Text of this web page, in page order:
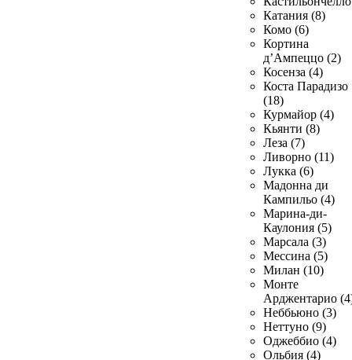
Катания (8)
Комо (6)
Кортина
д’Ампеццо (2)
Косенза (4)
Коста Парадизо
(18)
Курмайор (4)
Кьянти (8)
Леза (7)
Ливорно (11)
Лукка (6)
Мадонна ди
Кампильо (4)
Марина-ди-
Каулония (5)
Марсала (3)
Мессина (5)
Милан (10)
Монте
Арджентарио
Неббьюно (3)
Неттуно (9)
Оджеббио (4)
Ольбия (4)